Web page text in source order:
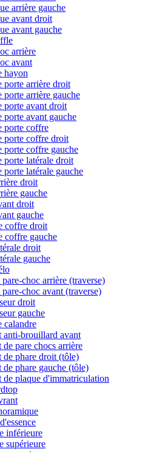
arrière gauche
avant droit
avant gauche
arrière
avant
hayon
porte arrière droit
porte arrière gauche
porte avant droit
porte avant gauche
porte coffre
porte coffre droit
porte coffre gauche
porte latérale droit
porte latérale gauche
droit
gauche
droit
gauche
coffre droit
coffre gauche
droit
gauche
choc arrière (traverse)
choc avant (traverse)
droit
gauche
calandre
anti-brouillard avant
de pare chocs arrière
de phare droit (tôle)
de phare gauche (tôle)
de plaque d'immatriculation
inférieure
supérieure